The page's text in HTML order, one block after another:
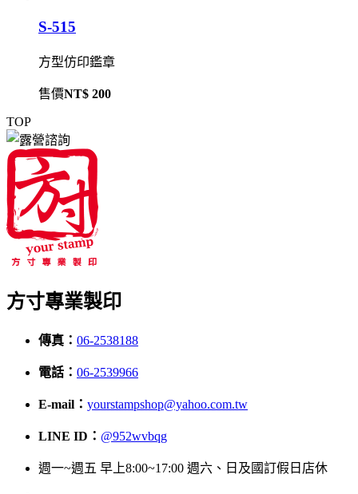
S-515
方型仿印鑑章
售價NT$ 200
TOP
方寸專業製印
傳真： 06-2538188
電話： 06-2539966
E-mail： yourstampshop@yahoo.com.tw
LINE ID： @952wvbqg
週一~週五 早上8:00~17:00 週六、日及國訂假日店休